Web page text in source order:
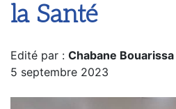
la Santé
Edité par : Chabane Bouarissa
5 septembre 2023